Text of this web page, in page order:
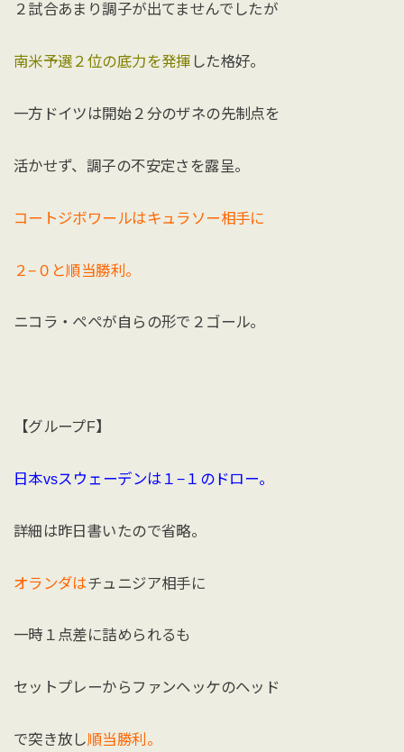
２試合あまり調子が出てませんでしたが
南米予選２位の底力を発揮 した格好。
一方ドイツは開始２分のザネの先制点を
活かせず、調子の不安定さを露呈。
コートジボワールはキュラソー相手に
２−０と順当勝利。
ニコラ・ぺぺが自らの形で２ゴール。
【グループF】
日本vsスウェーデンは１−１のドロー。
詳細は昨日書いたので省略。
オランダはチュニジア相手に
一時１点差に詰められるも
セットプレーからファンヘッケのヘッド
で突き放し順当勝利。